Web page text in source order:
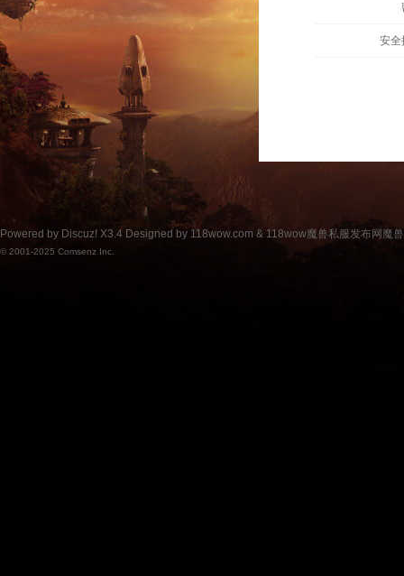
安全
Powered by Discuz! X3.4 Designed by 118wow.com & 118wow魔兽私服发布网魔
© 2001-2025 Comsenz Inc.